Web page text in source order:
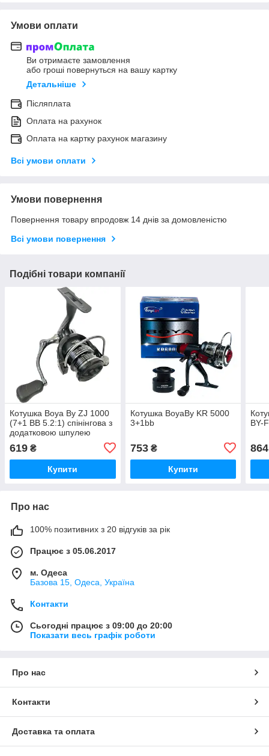
Умови оплати
Ви отримаєте замовлення
або гроші повернуться на вашу картку
Детальніше
Післяплата
Оплата на рахунок
Оплата на картку рахунок магазину
Всі умови оплати
Умови повернення
Повернення товару впродовж 14 днів за домовленістю
Всі умови повернення
Подібні товари компанії
Котушка Boya By ZJ 1000
(7+1 BB 5.2:1) спінінгова з
додатковою шпулею
619 ₴
Купити
Котушка BoyaBy KR 5000
3+1bb
753₴
Купити
BY-
864
Про нас
100% позитивних з 20 відгуків за рік
Працює з 05.06.2017
м. Одеса
Базова 15, Одеса, Україна
Контакти
Сьогодні працює з 09:00 до 20:00
Показати весь графік роботи
Про нас
Контакти
Доставка та оплата